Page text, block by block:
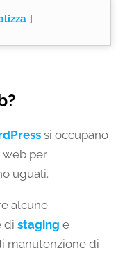
si occupano
per
uguali.
alcune
di staging e
manutenzione di